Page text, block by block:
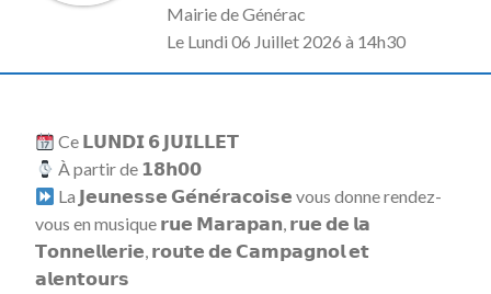
Mairie de Générac
Le Lundi 06 Juillet 2026 à 14h30
Ce 𝗟𝗨𝗡𝗗𝗜 𝟲 𝗝𝗨𝗜𝗟𝗟𝗘𝗧
À partir de 𝟭𝟴𝗵𝟬𝟬
La 𝗝𝗲𝘂𝗻𝗲𝘀𝘀𝗲 𝗚𝗲́𝗻𝗲́𝗿𝗮𝗰𝗼𝗶𝘀𝗲 vous donne rendez-
vous en musique 𝗿𝘂𝗲 𝗠𝗮𝗿𝗮𝗽𝗮𝗻, 𝗿𝘂𝗲 𝗱𝗲 𝗹𝗮
𝗧𝗼𝗻𝗻𝗲𝗹𝗹𝗲𝗿𝗶𝗲, 𝗿𝗼𝘂𝘁𝗲 𝗱𝗲 𝗖𝗮𝗺𝗽𝗮𝗴𝗻𝗼𝗹 𝗲𝘁
𝗮𝗹𝗲𝗻𝘁𝗼𝘂𝗿𝘀